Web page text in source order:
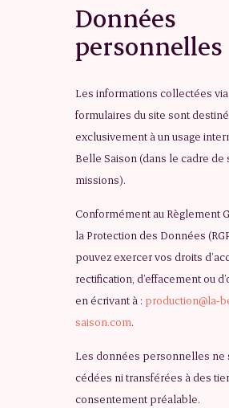
Données
personnelles
Les informations collectées
formulaires du site sont
exclusivement à un usage
Belle Saison (dans le cadre de
missions).
Conformément au Règlement
la Protection des Données
pouvez exercer vos droits
rectification, d’effacement ou
en écrivant à : production@la-
saison.com.
Les données personnelles ne
cédées ni transférées à des
consentement préalable.